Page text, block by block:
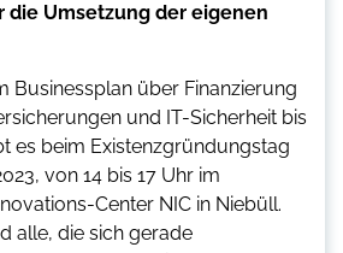
die Umsetzung der eigenen
Businessplan über Finanzierung
und IT-Sicherheit bis
es beim Existenzgründungstag
von 14 bis 17 Uhr im
Center NIC in Niebüll.
alle, die sich gerade